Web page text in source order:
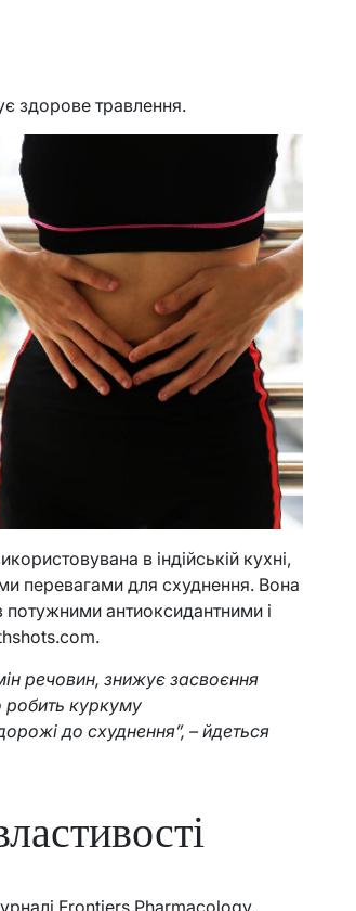
здорове травлення.
в індійській кухні,
перевагами для схуднення. Вона
антиоксидантними і
речовин, знижує засвоєння
робить куркуму
до схуднення”, – йдеться
Frontiers Pharmacology,